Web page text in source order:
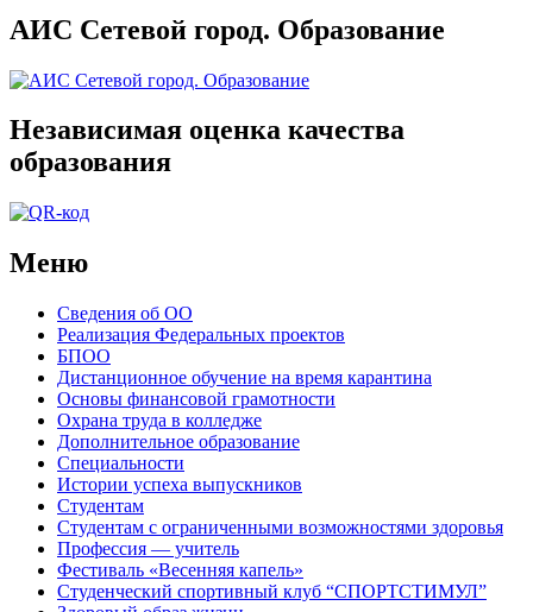
АИС Сетевой город. Образование
Независимая оценка качества
образования
Меню
Сведения об ОО
Реализация Федеральных проектов
БПОО
Дистанционное обучение на время карантина
Основы финансовой грамотности
Охрана труда в колледже
Дополнительное образование
Специальности
Истории успеха выпускников
Студентам
Студентам с ограниченными возможностями здоровья
Профессия — учитель
Фестиваль «Весенняя капель»
Студенческий спортивный клуб “СПОРТСТИМУЛ”